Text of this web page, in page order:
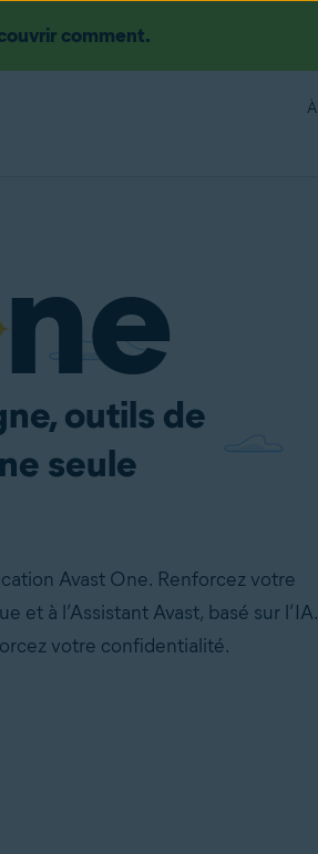
comment.
outils de
seule
Avast One. Renforcez votre
à l’Assistant Avast, basé sur l’IA.
votre confidentialité.